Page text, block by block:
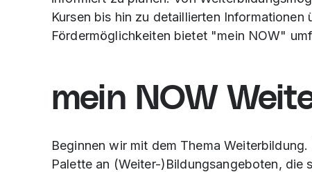
Kursen bis hin zu detaillierten
Fördermöglichkeiten bietet "mein NOW"
mein NOW
Beginnen wir mit dem Thema
Palette an (Weiter-)Bildungsangeboten, die